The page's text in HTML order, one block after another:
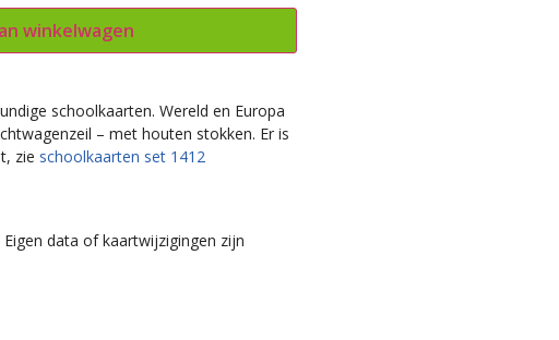
winkelwagen
schoolkaarten. Wereld en Europa
– met houten stokken. Er is
zie schoolkaarten set 1412
data of kaartwijzigingen zijn